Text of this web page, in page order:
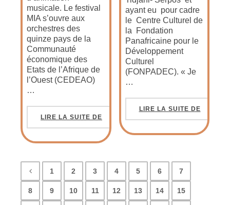
musicale. Le festival
MIA s’ouvre aux
orchestres des
quinze pays de la
Communauté
économique des
Etats de l’Afrique de
l’Ouest (CEDEAO)
…
LIRE LA SUITE DE
ayant eu pour cadre
le Centre Culturel de
la Fondation
Panafricaine pour le
Développement
Culturel
(FONPADEC). « Je
…
LIRE LA SUITE DE
1 2 3 4 5 6 7
8 9 10 11 12 13 14 15